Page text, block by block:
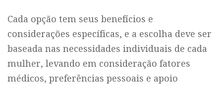
Cada opção tem seus benefícios e
considerações específicas, e a escolha deve ser
baseada nas necessidades individuais de cada
mulher, levando em consideração fatores
médicos, preferências pessoais e apoio